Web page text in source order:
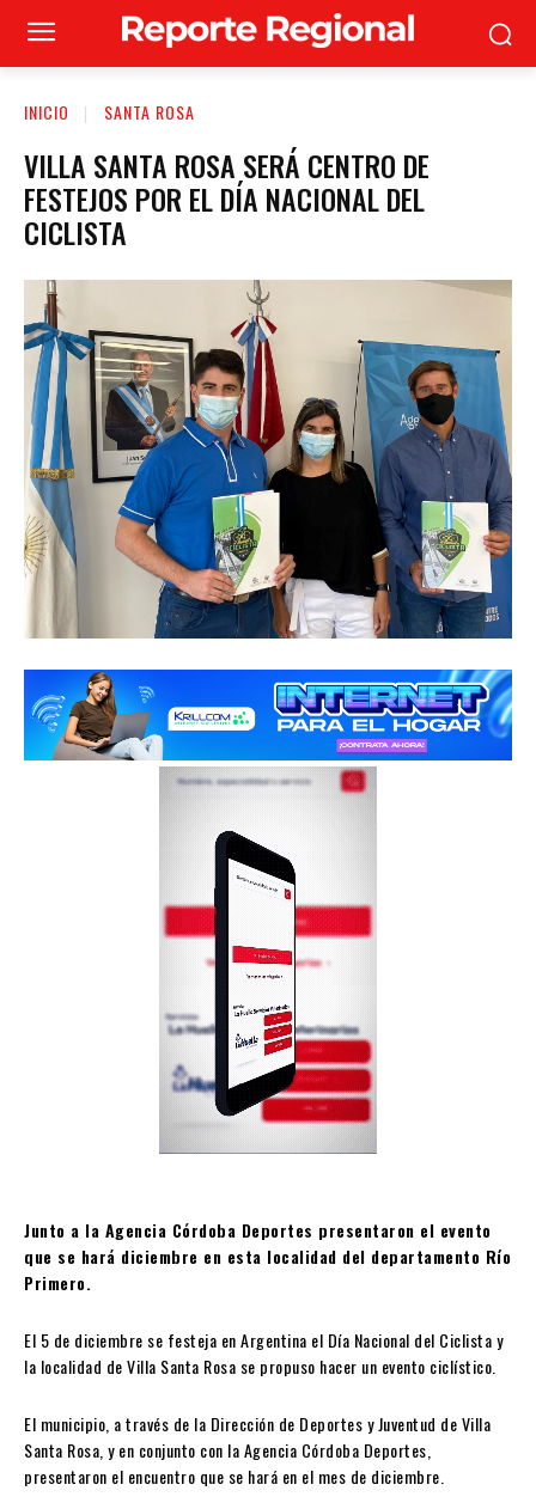
INICIO SANTA ROSA
VILLA SANTA ROSA SERÁ CENTRO DE
FESTEJOS POR EL DÍA NACIONAL DEL
CICLISTA
Junto a la Agencia Córdoba Deportes presentaron el evento
que se hará diciembre en esta localidad del departamento Río
Primero.
El 5 de diciembre se festeja en Argentina el Día Nacional del Ciclista y
la localidad de Villa Santa Rosa se propuso hacer un evento ciclístico.
El municipio, a través de la Dirección de Deportes y Juventud de Villa
Santa Rosa, y en conjunto con la Agencia Córdoba Deportes,
presentaron el encuentro que se hará en el mes de diciembre.